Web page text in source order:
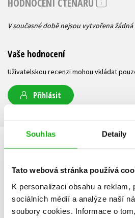
Souhlas Detaily
Tato webová stránka používá
K personalizaci obsahu a reklam,
sociálních médií a analýze naší
soubory cookies. Informace o
HODNOCENÍ ČTENÁŘŮ
V současné době nejsou vytvořena
Vaše hodnocení
Uživatelskou recenzi mohou vkládat
Přihlásit
AUTOR KNIHY